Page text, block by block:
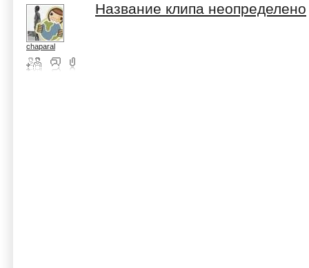
chaparal
Название клипа неопределено